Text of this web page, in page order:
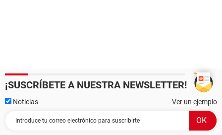
¡SUSCRÍBETE A NUESTRA NEWSLETTER!
Noticias Ver un ejemplo